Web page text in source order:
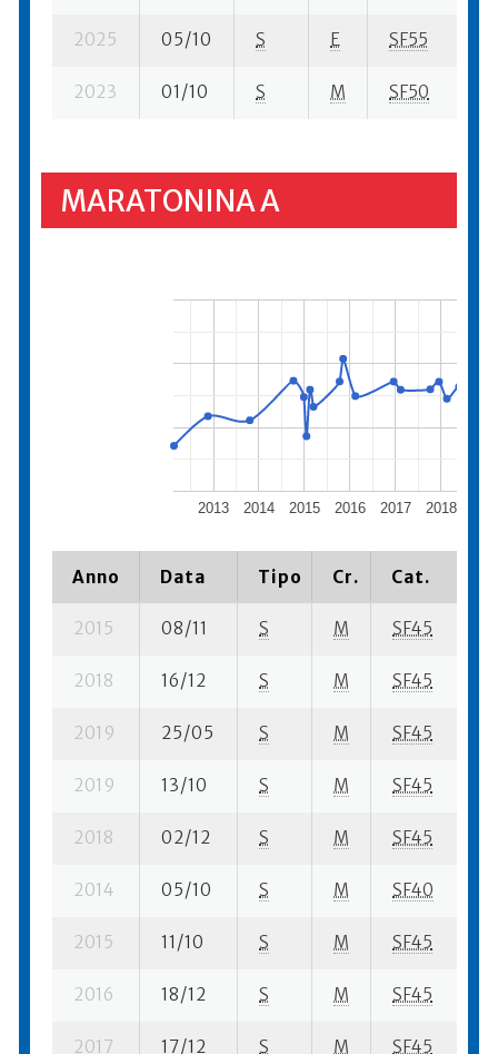
2025 05/10 S E SF55
2023 01/10 S M SF50
MARATONINA A
2013 2014 2015 2016 2017 2018
Anno Data Tipo Cr. Cat.
2015 08/11 S M SF45
2018 16/12 S M SF45
2019 25/05 S M SF45
2019 13/10 S M SF45
2018 02/12 S M SF45
2014 05/10 S M SF40
2015 11/10 S M SF45
2016 18/12 S M SF45
2017 17/12 S M SF45